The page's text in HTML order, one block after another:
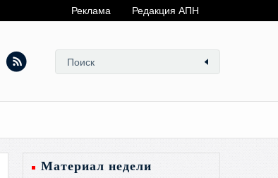
Реклама Редакция АПН
Материал недели